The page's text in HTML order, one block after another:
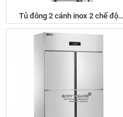
Tủ đông 2 cánh inox 2 chế độ
SLLDZ4-538LS